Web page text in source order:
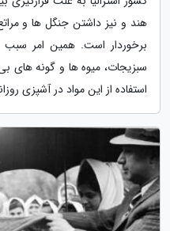
هند و نیز داشتن جنگل ها و
برخوردار است. همین امر
سبزیجات، میوه ها و گونه های
استفاده از این مواد در آشپزی